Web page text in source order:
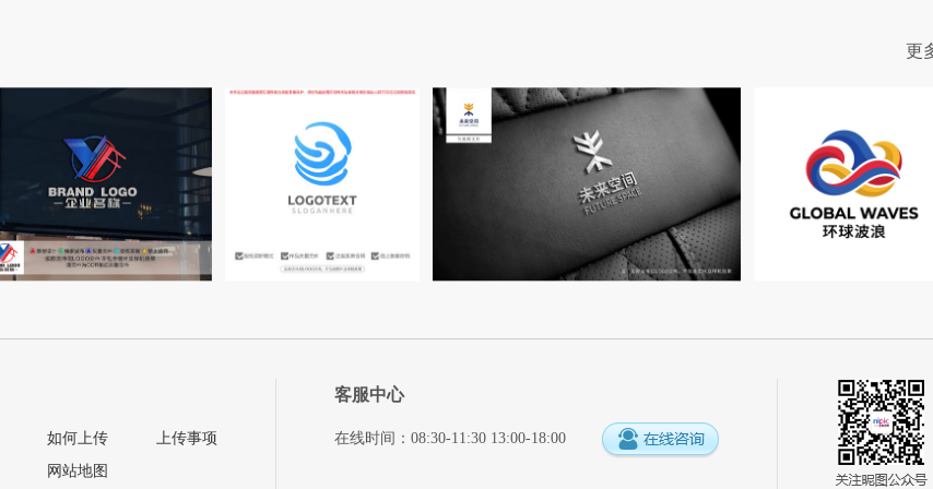
更
如何上传
网站地图
上传事项
客服中心
在线时间：08:30-11:30 13:00-18:00